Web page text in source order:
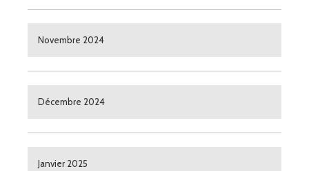
Novembre 2024
Décembre 2024
Janvier 2025